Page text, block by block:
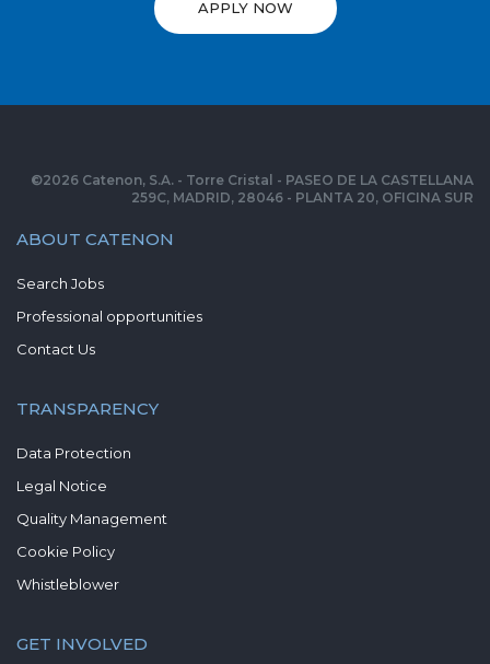
APPLY NOW
ABOUT CATENON
Search Jobs
Professional opportunities
Contact Us
TRANSPARENCY
Data Protection
Legal Notice
Quality Management
Cookie Policy
Whistleblower
GET INVOLVED
©2026 Catenon, S.A. - Torre Cristal - PASEO DE LA CASTELLANA
259C, MADRID, 28046 - PLANTA 20, OFICINA SUR